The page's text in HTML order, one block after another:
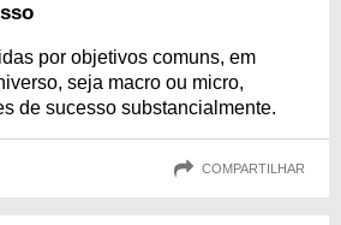
por objetivos comuns, em
seja macro ou micro,
de sucesso substancialmente.
COMPARTILHAR